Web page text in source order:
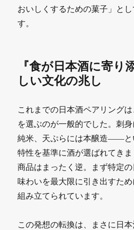
おいしくするための菓子」と
す。
『食が日本酒に寄り
しい文化の兆し
これまでの日本酒ペアリング
を選ぶのが一般的でした。刺
純米、天ぷらには本醸造――と
特性を基準に酒が選ばれてき
商品はまったく逆。まず特定
味わいを最大限に引き出すた
組み立てられています。
この発想の転換は、まさに日